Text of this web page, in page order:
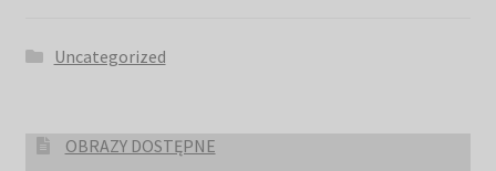
Uncategorized
OBRAZY DOSTĘPNE